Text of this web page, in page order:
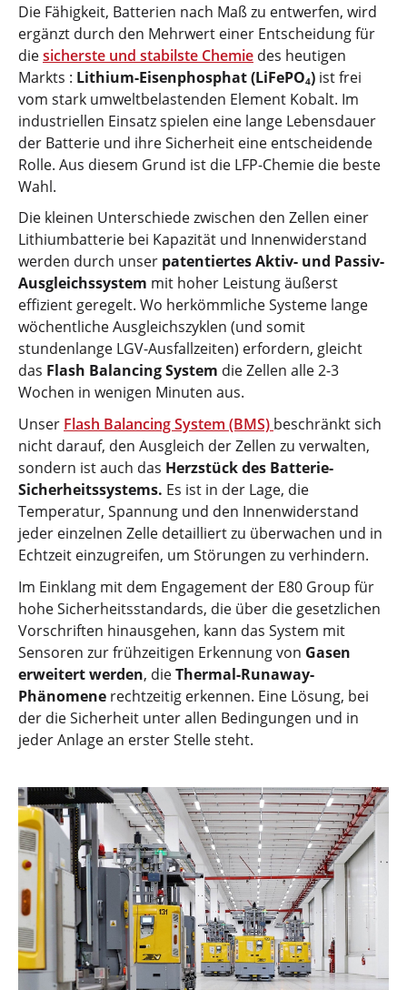
Die Fähigkeit, Batterien nach Maß zu entwerfen, wird
ergänzt durch den Mehrwert einer Entscheidung für
diesicherste und stabilste Chemie des heutigen
Markts : Lithium-Eisenphosphat (LiFePO₄) ist frei
vom stark umweltbelastenden Element Kobalt. Im
industriellen Einsatz spielen eine lange Lebensdauer
der Batterie und ihre Sicherheit eine entscheidende
Rolle. Aus diesem Grund ist die LFP-Chemie die beste
Wahl.
Die kleinen Unterschiede zwischen den Zellen einer
Lithiumbatterie bei Kapazität und Innenwiderstand
werden durch unser patentiertes Aktiv- und Passiv-
Ausgleichssystem mit hoher Leistung äußerst
effizient geregelt. Wo herkömmliche Systeme lange
wöchentliche Ausgleichszyklen (und somit
stundenlange LGV-Ausfallzeiten) erfordern, gleicht
das Flash Balancing System die Zellen alle 2-3
Wochen in wenigen Minuten aus.
Unser Flash Balancing System (BMS) beschränkt sich
nicht darauf, den Ausgleich der Zellen zu verwalten,
sondern ist auch das Herzstück des Batterie-
Sicherheitssystems. Es ist in der Lage, die
Temperatur, Spannung und den Innenwiderstand
jeder einzelnen Zelle detailliert zu überwachen und in
Echtzeit einzugreifen, um Störungen zu verhindern.
Im Einklang mit dem Engagement der E80 Group für
hohe Sicherheitsstandards, die über die gesetzlichen
Vorschriften hinausgehen, kann das System mit
Sensoren zur frühzeitigen Erkennung von Gasen
erweitert werden, dieThermal-Runaway-
Phänomene rechtzeitig erkennen. Eine Lösung, bei
der die Sicherheit unter allen Bedingungen und in
jeder Anlage an erster Stelle steht.